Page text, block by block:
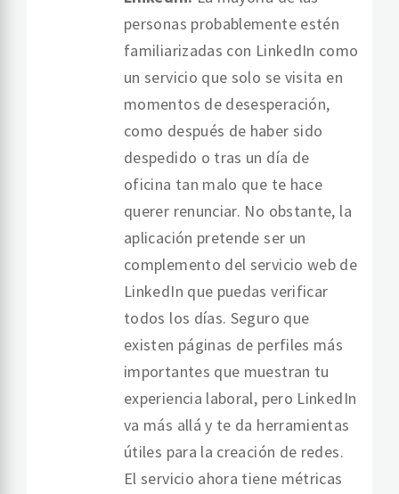
personas probablemente estén
familiarizadas con LinkedIn como
un servicio que solo se visita en
momentos de desesperación,
como después de haber sido
despedido o tras un día de
oficina tan malo que te hace
querer renunciar. No obstante, la
aplicación pretende ser un
complemento del servicio web de
LinkedIn que puedas verificar
todos los días. Seguro que
existen páginas de perfiles más
importantes que muestran tu
experiencia laboral, pero LinkedIn
va más allá y te da herramientas
útiles para la creación de redes.
El servicio ahora tiene métricas